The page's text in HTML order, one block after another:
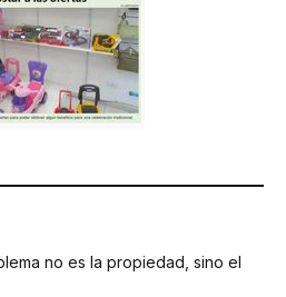
no es la propiedad, sino el